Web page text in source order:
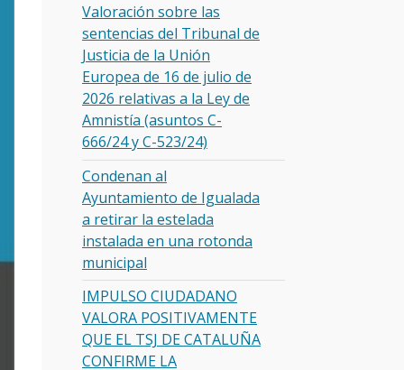
Valoración sobre las
sentencias del Tribunal de
Justicia de la Unión
Europea de 16 de julio de
2026 relativas a la Ley de
Amnistía (asuntos C-
666/24 y C-523/24)
Condenan al
Ayuntamiento de Igualada
a retirar la estelada
instalada en una rotonda
municipal
IMPULSO CIUDADANO
VALORA POSITIVAMENTE
QUE EL TSJ DE CATALUÑA
CONFIRME LA